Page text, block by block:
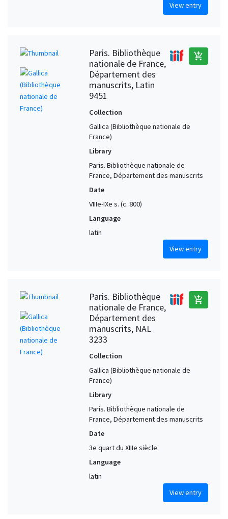
View entry
Paris. Bibliothèque
nationale de France,
Département des
manuscrits, Latin
9451
add_shopping_cart
Collection
Gallica (Bibliothèque nationale de
France)
Library
Paris. Bibliothèque nationale de
France, Département des manuscrits
Date
VIIIe-IXe s. (c. 800)
Language
latin
View entry
Paris. Bibliothèque
nationale de France,
Département des
manuscrits, NAL
3233
add_shopping_cart
Collection
Gallica (Bibliothèque nationale de
France)
Library
Paris. Bibliothèque nationale de
France, Département des manuscrits
Date
3e quart du XIIIe siècle.
Language
latin
View entry